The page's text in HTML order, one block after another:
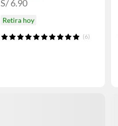
S/ 6.90
Retira hoy
(6)